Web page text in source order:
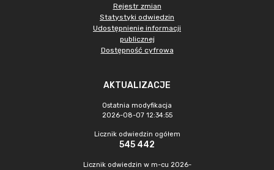
Rejestr zmian
Statystyki odwiedzin
Udostępnienie informacji
publicznej
Dostępność cyfrowa
AKTUALIZACJE
Ostatnia modyfikacja
2026-08-07 12:34:55
Licznik odwiedzin ogółem
545 442
Licznik odwiedzin w m-cu 2026-